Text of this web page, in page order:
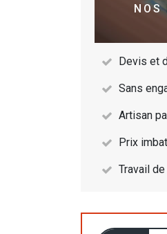
NOS
Devis et
Sans
Artisan
Prix
Travail